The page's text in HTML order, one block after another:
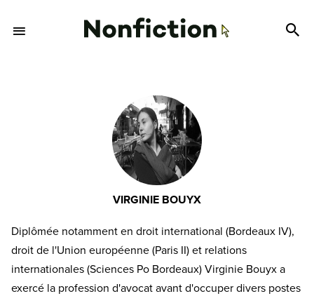
VIRGINIE BOUYX
Diplômée notamment en droit international (Bordeaux IV),
droit de l'Union européenne (Paris II) et relations
internationales (Sciences Po Bordeaux) Virginie Bouyx a
exercé la profession d'avocat avant d'occuper divers postes